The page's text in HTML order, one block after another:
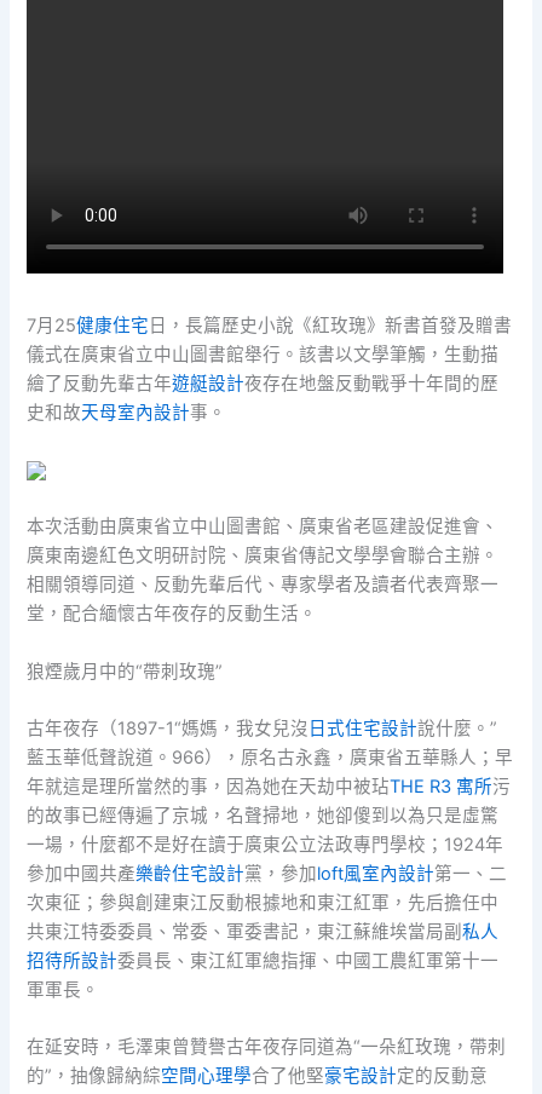
7月25健康住宅 日，長篇歷史小說《紅玫瑰》新書首發及贈書
儀式在廣東省立中山圖書館舉行。該書以文學筆觸，生動描
繪了反動先輩古年遊艇設計夜存在地盤反動戰爭十年間的歷
史和故天母室內設計事。
本次活動由廣東省立中山圖書館、廣東省老區建設促進會、
廣東南邊紅色文明研討院、廣東省傳記文學學會聯合主辦。
相關領導同道、反動先輩后代、專家學者及讀者代表齊聚一
堂，配合緬懷古年夜存的反動生活。
狼煙歲月中的“帶刺玫瑰”
古年夜存（1897-1“媽媽，我女兒沒 日式住宅設計說什麼。”
藍玉華低聲說道。966），原名古永鑫，廣東省五華縣人；早
年就這是理所當然的事，因為她在天劫中被玷THE R3 寓所污
的故事已經傳遍了京城，名聲掃地，她卻傻到以為只是虛驚
一場，什麼都不是好在讀于廣東公立法政專門學校；1924年
參加中國共產樂齡住宅設計黨，參加loft風室內設計第一、二
次東征；參與創建東江反動根據地和東江紅軍，先后擔任中
共東江特委委員、常委、軍委書記，東江蘇維埃當局副私人
招待所設計委員長、東江紅軍總指揮、中國工農紅軍第十一
軍軍長。
在延安時，毛澤東曾贊譽古年夜存同道為“一朵紅玫瑰，帶刺
的”，抽像歸納綜空間心理學合了他堅豪宅設計定的反動意